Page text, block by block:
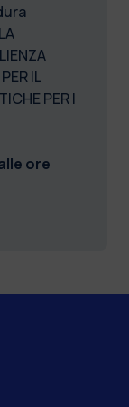
IL
PER I
ore